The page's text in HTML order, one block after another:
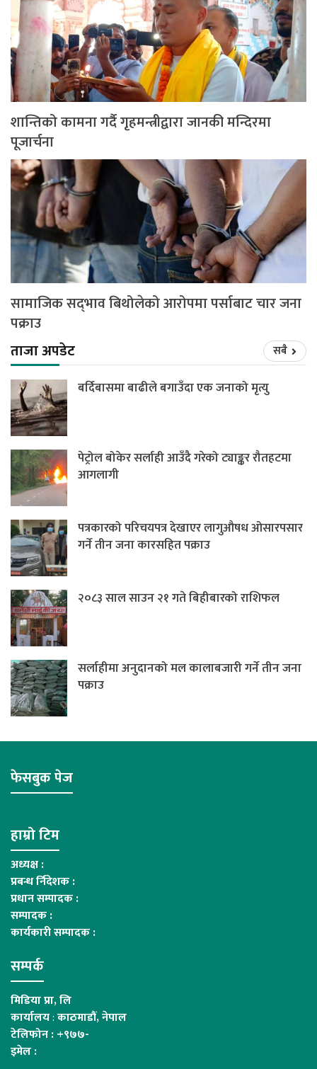
शान्तिको कामना गर्दै गृहमन्त्रीद्वारा जानकी मन्दिरमा
पूजार्चना
सामाजिक सद्‌भाव बिथोलेको आरोपमा पर्साबाट चार जना
पक्राउ
ताजा अपडेट
सबै
बर्दिबासमा बाढीले बगाउँदा एक जनाको मृत्यु
पेट्रोल बोकेर सर्लाही आउँदै गरेको ट्याङ्कर रौतहटमा
आगलागी
पत्रकारको परिचयपत्र देखाएर लागुऔषध ओसारपसार
गर्ने तीन जना कारसहित पक्राउ
२०८३ साल साउन २१ गते बिहीबारको राशिफल
सर्लाहीमा अनुदानको मल कालाबजारी गर्ने तीन जना
पक्राउ
फेसबुक पेज
हाम्रो टिम
अध्यक्ष :
प्रबन्ध र्निदेशक :
प्रधान सम्पादक :
सम्पादक :
कार्यकारी सम्पादक :
सम्पर्क
मिडिया प्रा, लि
कार्यालय:काठमाडौं, नेपाल
टेलिफोन : +९७७-
इमेल :